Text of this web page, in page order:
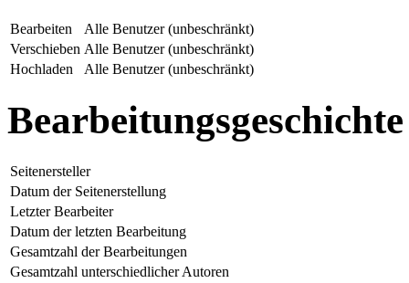
Bearbeiten
Alle Benutzer (unbeschränkt)
Verschieben Alle Benutzer (unbeschränkt)
Hochladen
Alle Benutzer (unbeschränkt)
Bearbeitungsgeschichte
Seitenersteller
Datum der Seitenerstellung
Letzter Bearbeiter
Datum der letzten Bearbeitung
Gesamtzahl der Bearbeitungen
Gesamtzahl unterschiedlicher Autoren